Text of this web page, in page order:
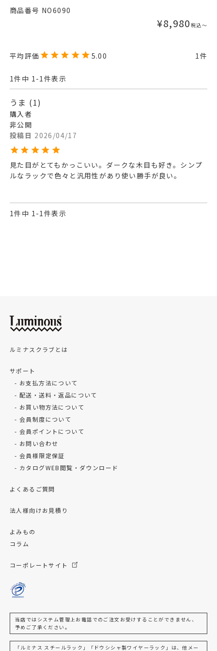
商品番号 NO6090
¥8,980 税込〜
5.00 1
1件中 1 -1 件表示
うま 1
購入者
非公開
投稿日 2026/04/17
見た目がとてもかっこいい。ダークな木目も好き。シンプ
ルなラックで色々と汎用性があり使い勝手が良い。
1件中 1 -1 件表示
ルミナスクラブとは
サポート
お支払方法について
配送・送料・返品について
お買い物方法について
会員制度について
会員ポイントについて
お問い合わせ
会員様限定保証
カタログWEB閲覧・ダウンロード
よくあるご質問
法人様向けお見積り
よみもの
コラム
コーポレートサイト
当店ではシステム管理上お電話でのご注文お受けすることができません、
予めご了承ください。
「ルミナス スチールラック」「ドウシシャ製ワイヤーラック」は、他メー